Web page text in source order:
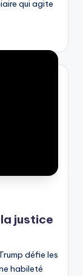
qui agite
justice
défie les
habileté